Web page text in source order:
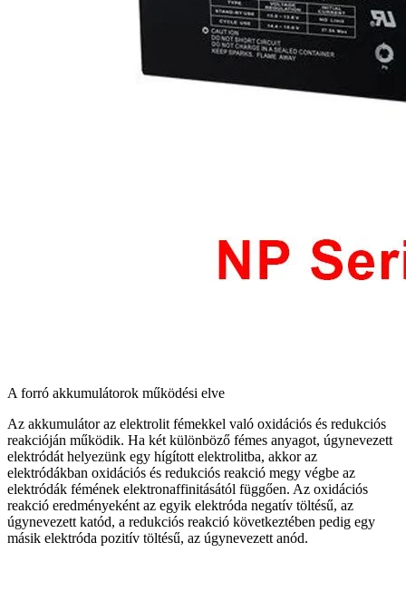
A forró akkumulátorok működési elve
Az akkumulátor az elektrolit fémekkel való oxidációs és redukciós
reakcióján működik. Ha két különböző fémes anyagot, úgynevezett
elektródát helyezünk egy hígított elektrolitba, akkor az
elektródákban oxidációs és redukciós reakció megy végbe az
elektródák fémének elektronaffinitásától függően. Az oxidációs
reakció eredményeként az egyik elektróda negatív töltésű, az
úgynevezett katód, a redukciós reakció következtében pedig egy
másik elektróda pozitív töltésű, az úgynevezett anód.